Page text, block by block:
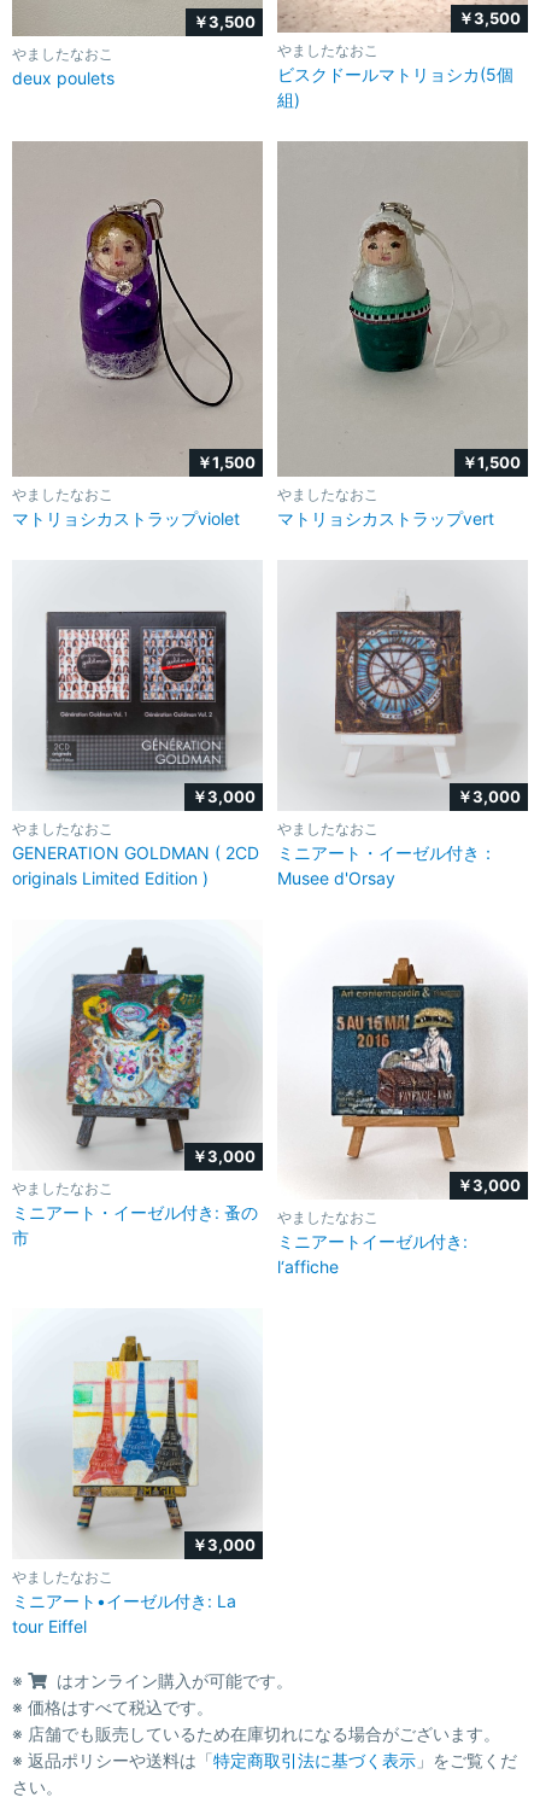
￥3,500
やましたなおこ
deux poulets
￥3,500
やましたなおこ
ビスクドールマトリョシカ(5個
組)
￥1,500
やましたなおこ
マトリョシカストラップviolet
￥1,500
やましたなおこ
マトリョシカストラップvert
￥3,000
やましたなおこ
GENERATION GOLDMAN ( 2CD
originals Limited Edition )
￥3,000
やましたなおこ
ミニアート・イーゼル付き：
Musee d'Orsay
￥3,000
やましたなおこ
ミニアート・イーゼル付き: 蚤の
市
￥3,000
やましたなおこ
ミニアートイーゼル付き:
l‘affiche
￥3,000
やましたなおこ
ミニアート•イーゼル付き: La
tour Eiffel
※
はオンライン購入が可能です。
※ 価格はすべて税込です。
※ 店舗でも販売しているため在庫切れになる場合がございます。
※ 返品ポリシーや送料は「特定商取引法に基づく表示 」をご覧くだ
さい。